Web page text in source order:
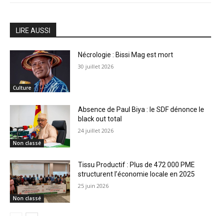
LIRE AUSSI
Culture
Nécrologie : Bissi Mag est mort
30 juillet 2026
Non classé
Absence de Paul Biya : le SDF dénonce le
black out total
24 juillet 2026
Non classé
Tissu Productif : Plus de 472 000 PME
structurent l’économie locale en 2025
25 juin 2026